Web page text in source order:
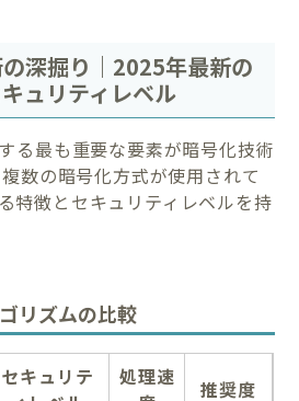
深掘り｜2025年最新の
ュリティレベル
る最も重要な要素が暗号化技術
数の暗号化方式が使用されて
特徴とセキュリティレベルを持
リズムの比較
セキュリテ
処理速
推奨度